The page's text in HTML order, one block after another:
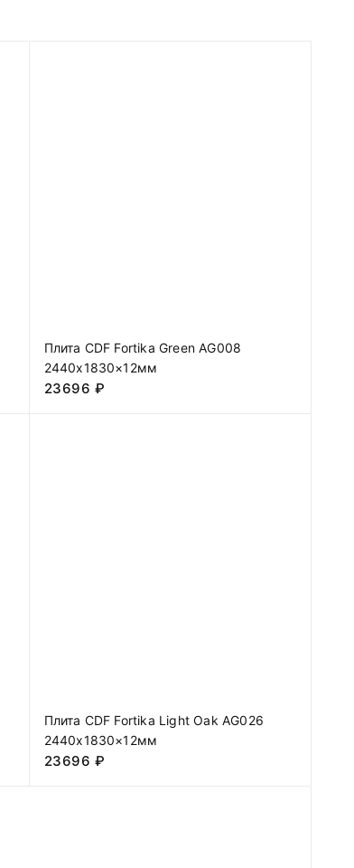
Плита CDF Fortika Green AG008
2440х1830×12мм
23696 ₽
Плита CDF Fortika Light Oak AG026
2440х1830×12мм
23696 ₽